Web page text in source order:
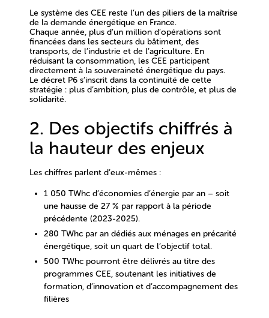
Le système des CEE reste l’un des piliers de la maîtrise
de la demande énergétique en France.
Chaque année, plus d’un million d’opérations sont
financées dans les secteurs du bâtiment, des
transports, de l’industrie et de l’agriculture. En
réduisant la consommation, les CEE participent
directement à la souveraineté énergétique du pays.
Le décret P6 s’inscrit dans la continuité de cette
stratégie : plus d’ambition, plus de contrôle, et plus de
solidarité.
2. Des objectifs chiffrés à
la hauteur des enjeux
Les chiffres parlent d’eux-mêmes :
1 050 TWhc d’économies d’énergie par an – soit
une hausse de 27 % par rapport à la période
précédente (2023-2025).
280 TWhc par an dédiés aux ménages en précarité
énergétique, soit un quart de l’objectif total.
500 TWhc pourront être délivrés au titre des
programmes CEE, soutenant les initiatives de
formation, d’innovation et d’accompagnement des
filières